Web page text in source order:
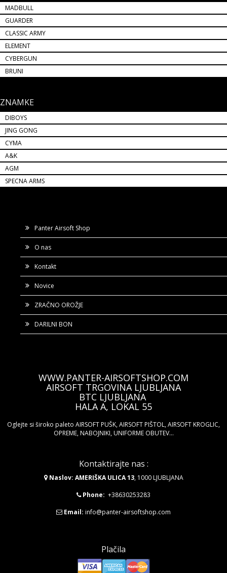
MADBULL
GUARDER
CLASSIC ARMY
ELEMENT
CYBERGUN
BRUNI
ZNAMKE
DIBOYS
JING GONG
CYMA
A&K
AGM
SPECNA ARMS
Panter Airsoft Shop
O nas
Kontakt
Novice
ZRAČNO OROŽJE
DARILNI BON
WWW.PANTER-AIRSOFTSHOP.COM
AIRSOFT TRGOVINA LJUBLJANA
BTC LJUBLJANA
HALA A, LOKAL 55
Oglejte si široko paleto AIRSOFT PUŠK, AIRSOFT PIŠTOL, AIRSOFT KROGLIC,
OPREME, NABOJNIKI, UNIFORME OBUTEV...
Kontaktirajte nas :
Naslov: AMERIŠKA ULICA 13, 1000 LJUBLJANA
Phone: +38630253283
Email: info@panter-airsoftshop.com
Plačila